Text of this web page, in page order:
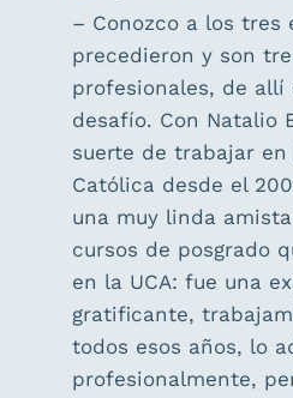
– Conozco a los tres
precedieron y son
profesionales, de allí
desafío. Con Natalio
suerte de trabajar en
Católica desde el
una muy linda
cursos de posgrado
en la UCA: fue una
gratificante,
todos esos años, lo
profesionalmente,